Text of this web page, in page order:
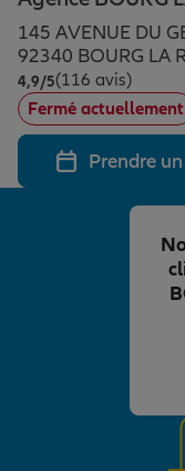
Assurance
Prévoyance et
Assurance
Protection de la
Protection
Épargne & retraite
Plan épargne
Assurance vie
Placements
Transmission
Vos projets
Partir en
Départ à la
Conseil assurance
Assurance
Allianz en France
145 AVENUE DU
92340 BOURG LA
4,9/5Note de 4.9 sur 5
(116 avis)
Fermé actuellement
Prendre